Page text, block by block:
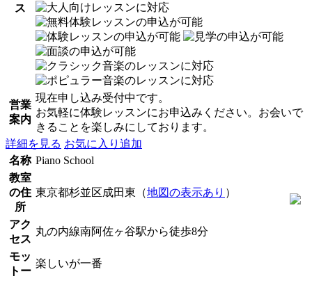
ス
営業
案内
現在申し込み受付中です。
お気軽に体験レッスンにお申込みください。お会いで
きることを楽しみにしております。
詳細を見る お気に入り追加
名称 Piano School
教室
の住
所
東京都杉並区成田東（地図の表示あり ）
アク
セス
丸の内線南阿佐ヶ谷駅から徒歩8分
モッ
トー
楽しいが一番